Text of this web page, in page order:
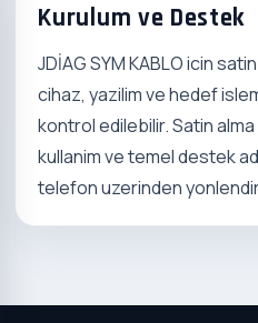
Kurulum ve Destek
JDİAG SYM KABLO icin
cihaz, yazilim ve hedef
kontrol edilebilir. Satin
kullanim ve temel destek
telefon uzerinden